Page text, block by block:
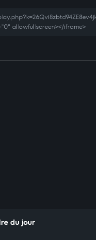
allowfullscreen></iframe>
du jour